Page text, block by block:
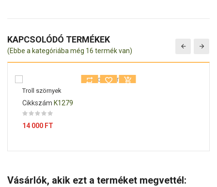
KAPCSOLÓDÓ TERMÉKEK
(Ebbe a kategóriába még 16 termék van)
Troll szörnyek
Cikkszám K1279
Ár
14 000 FT
Vásárlók, akik ezt a terméket megvettél: